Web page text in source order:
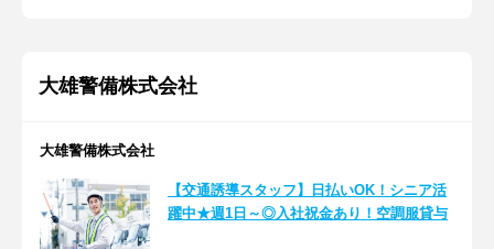
大雄警備株式会社
大雄警備株式会社
【交通誘導スタッフ】日払いOK！シニア活
躍中★週1日～◎入社祝金あり！空調服貸与